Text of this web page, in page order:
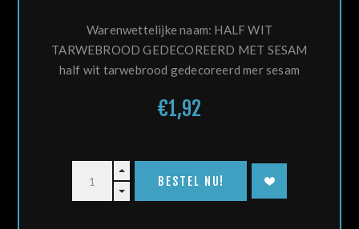
Warenwettelijke naam: HALF WIT
TARWEBROOD GEDECOREERD MET SESAM
half wit tarwebrood gedecoreerd mer sesam
€1,92